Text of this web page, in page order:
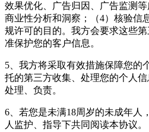
效果优化、广告归因、广告监测
商业性分析和洞察；（4）核验信
规许可的目的。我方会要求这些
准保护您的客户信息。
5、我方将采取有效措施保障您的
托的第三方收集、处理您的个人
处理、负责。
6、若您是未满18周岁的未成年人
人监护、指导下共同阅读本协议。